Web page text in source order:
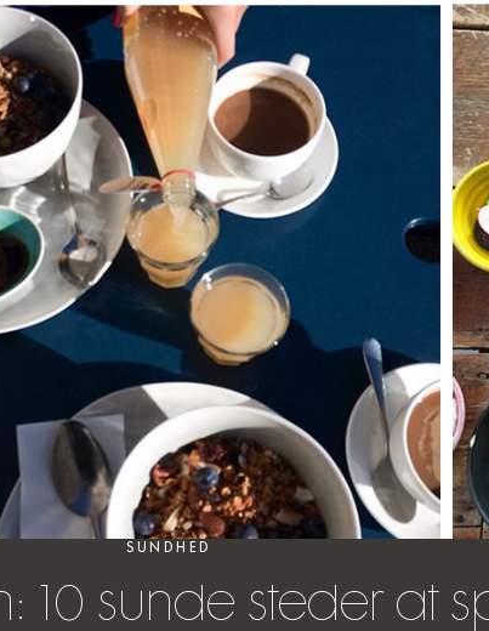
SUNDHED
10 sunde steder at